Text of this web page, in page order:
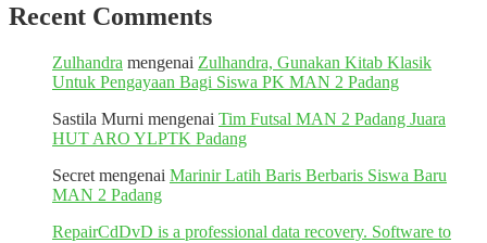
Recent Comments
Zulhandra mengenai Zulhandra, Gunakan Kitab Klasik
Untuk Pengayaan Bagi Siswa PK MAN 2 Padang
Sastila Murni mengenai Tim Futsal MAN 2 Padang Juara
HUT ARO YLPTK Padang
Secret mengenai Marinir Latih Baris Berbaris Siswa Baru
MAN 2 Padang
RepairCdDvD is a professional data recovery. Software to